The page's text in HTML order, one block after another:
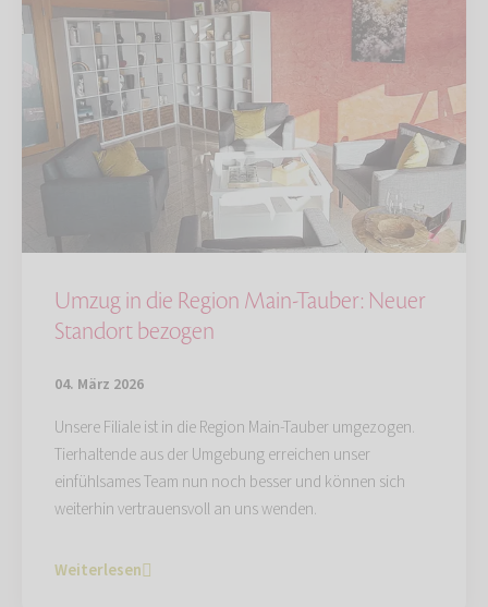
Umzug in die Region Main-Tauber: Neuer
Standort bezogen
04. März 2026
Unsere Filiale ist in die Region Main-Tauber umgezogen.
Tierhaltende aus der Umgebung erreichen unser
einfühlsames Team nun noch besser und können sich
weiterhin vertrauensvoll an uns wenden.
Weiterlesen